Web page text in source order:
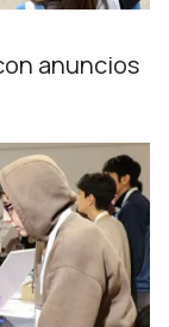
anuncios